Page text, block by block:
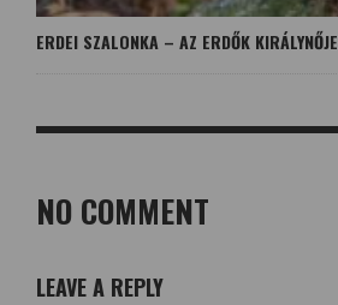
ERDEI SZALONKA – AZ ERDŐK KIRÁLYNŐJE
NO COMMENT
LEAVE A REPLY